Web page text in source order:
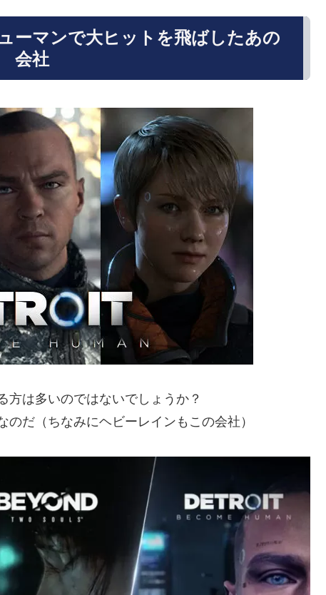
ーマンで大ヒットを飛ばしたあの
会社
方は多いのではないでしょうか？
だ（ちなみにヘビーレインもこの会社）